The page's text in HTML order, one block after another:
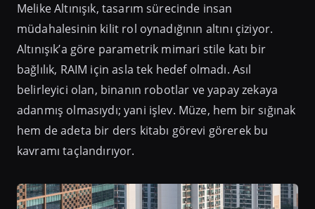
Melike Altınışık, tasarım sürecinde insan
müdahalesinin kilit rol oynadığının altını çiziyor.
Altınışık’a göre parametrik mimari stile katı bir
bağlılık, RAIM için asla tek hedef olmadı. Asıl
belirleyici olan, binanın robotlar ve yapay zekaya
adanmış olmasıydı; yani işlev. Müze, hem bir sığınak
hem de adeta bir ders kitabı görevi görerek bu
kavramı taçlandırıyor.